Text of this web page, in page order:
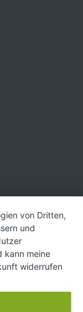
von Dritten,
und
kann meine
widerrufen